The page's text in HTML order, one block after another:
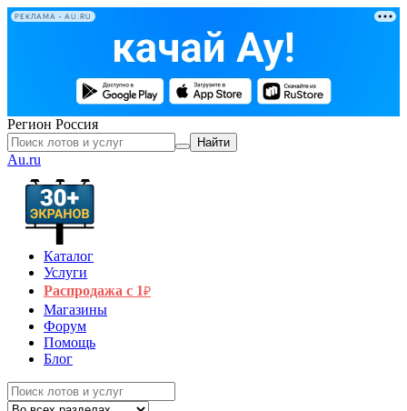
РЕКЛАМА • AU.RU
Регион Россия
Найти
Au.ru
Каталог
Услуги
Распродажа с 1₽
Магазины
Форум
Помощь
Блог